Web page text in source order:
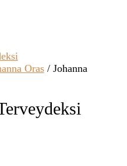
Oras/ Johanna